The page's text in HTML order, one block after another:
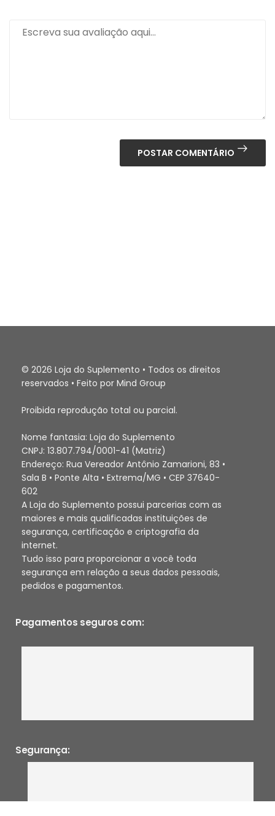
POSTAR COMENTÁRIO
© 2026 Loja do Suplemento • Todos os direitos
reservados • Feito por Mind Group
Proibida reprodução total ou parcial.
Nome fantasia: Loja do Suplemento
CNPJ: 13.807.794/0001-41 (Matriz)
Endereço: Rua Vereador Antônio Zamarioni, 83 •
Sala B • Ponte Alta • Extrema/MG • CEP 37640-
602
A Loja do Suplemento possui parcerias com as
maiores e mais qualificadas instituições de
segurança, certificação e criptografia da
internet.
Tudo isso para proporcionar a você toda
segurança em relação a seus dados pessoais,
pedidos e pagamentos.
Pagamentos seguros com:
Segurança: